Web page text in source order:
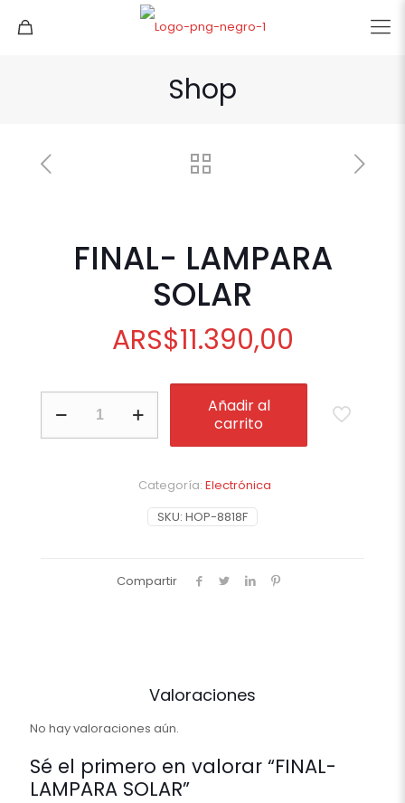
Shop
FINAL- LAMPARA
SOLAR
ARS$11.390,00
LAMPARA
SOLAR
Añadir al
carrito
SKU: HOP-8818F
Categoría: Electrónica
Compartir
Valoraciones
No hay valoraciones aún.
Sé el primero en valorar “FINAL-
LAMPARA SOLAR”